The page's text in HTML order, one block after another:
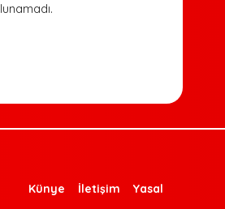
Künye İletişim Yasal